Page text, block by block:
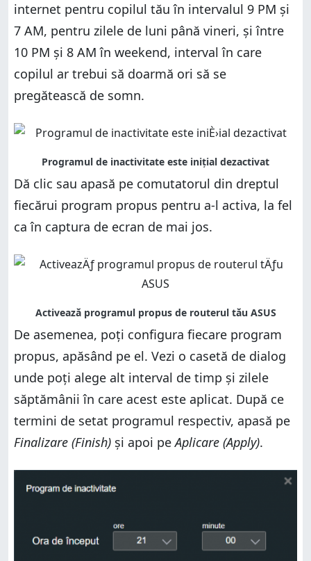
internet pentru copilul tău în intervalul 9 PM și
7 AM, pentru zilele de luni până vineri, și între
10 PM și 8 AM în weekend, interval în care
copilul ar trebui să doarmă ori să se
pregătească de somn.
Dă clic sau apasă pe comutatorul din dreptul
fiecărui program propus pentru a-l activa, la fel
ca în captura de ecran de mai jos.
De asemenea, poți configura fiecare program
propus, apăsând pe el. Vezi o casetă de dialog
unde poți alege alt interval de timp și zilele
săptămânii în care acest este aplicat. După ce
termini de setat programul respectiv, apasă pe
Finalizare (Finish) și apoi peAplicare (Apply).